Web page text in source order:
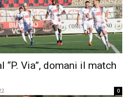
“P. Via”, domani il match
0